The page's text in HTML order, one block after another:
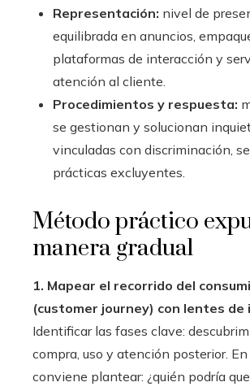
Representación: nivel de
equilibrada en anuncios,
plataformas de interacción y
atención al cliente.
Procedimientos y respuesta:
se gestionan y solucionan
vinculadas con discriminación,
prácticas excluyentes.
Método práctico
manera gradual
1. Mapear el recorrido del
(customer journey) con lentes de
Identificar las fases clave:
compra, uso y atención posterior.
conviene plantear: ¿quién podría